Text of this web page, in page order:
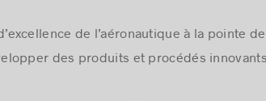
de l’aéronautique à la pointe
des produits et procédés